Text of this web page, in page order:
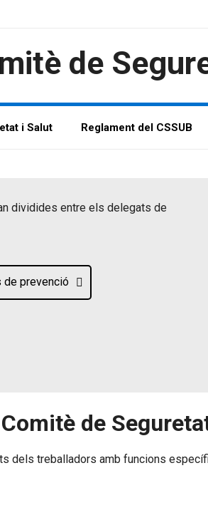
de
i Salut Reglament del CSSUB
dividides entre els delegats de
de prevenció
de
dels treballadors amb funcions